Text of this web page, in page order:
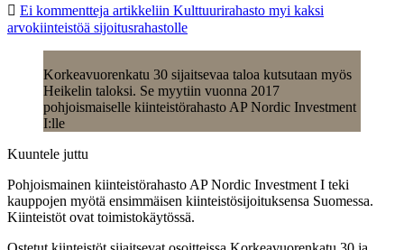
Ei kommentteja artikkeliin Kulttuurirahasto myi kaksi
arvokiinteistöä sijoitusrahastolle
Korkeavuorenkatu 30 sijaitsevaa taloa kutsutaan myös
Heikelin taloksi. Se myytiin vuonna 2017
pohjoismaiselle kiinteistörahasto AP Nordic Investment
I:lle
Kuuntele juttu
Pohjoismainen kiinteistörahasto AP Nordic Investment I teki
kauppojen myötä ensimmäisen kiinteistösijoituksensa Suomessa.
Kiinteistöt ovat toimistokäytössä.